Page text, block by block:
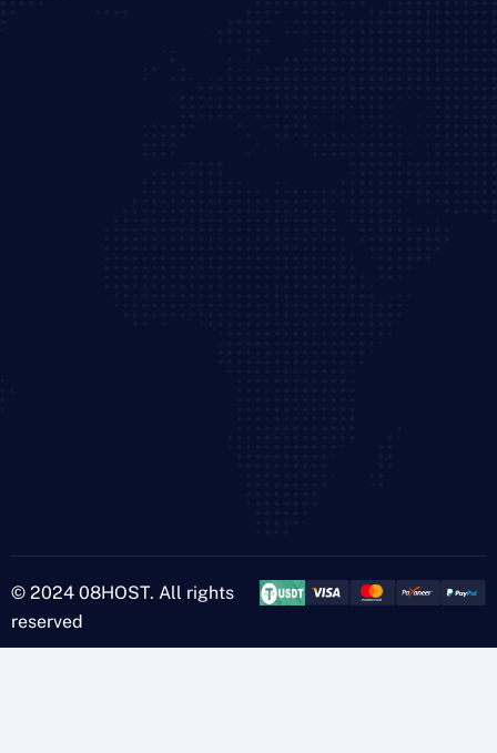
© 2024 08HOST. All rights
reserved